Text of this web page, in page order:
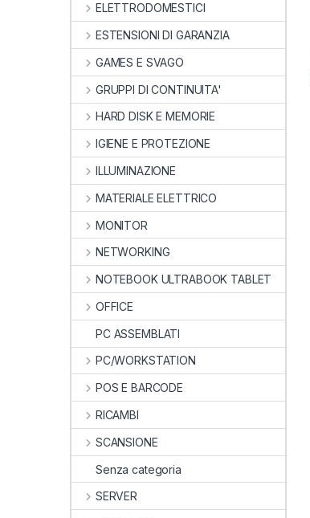
ELETTRODOMESTICI
ESTENSIONI DI GARANZIA
GAMES E SVAGO
GRUPPI DI CONTINUITA'
HARD DISK E MEMORIE
IGIENE E PROTEZIONE
ILLUMINAZIONE
MATERIALE ELETTRICO
MONITOR
NETWORKING
NOTEBOOK ULTRABOOK TABLET
OFFICE
PC ASSEMBLATI
PC/WORKSTATION
POS E BARCODE
RICAMBI
SCANSIONE
Senza categoria
SERVER